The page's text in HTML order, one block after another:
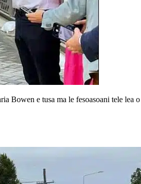
e tusa ma le fesoasoani tele lea